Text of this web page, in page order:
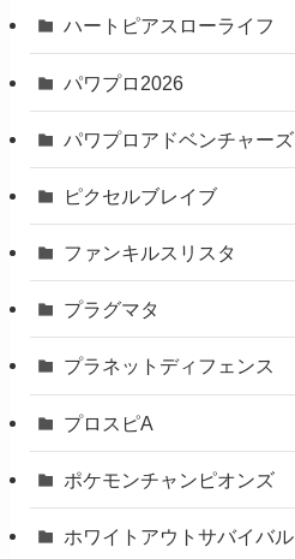
ハートピアスローライフ
パワプロ2026
パワプロアドベンチャーズ
ピクセルブレイブ
ファンキルスリスタ
プラグマタ
プラネットディフェンス
プロスピA
ポケモンチャンピオンズ
ホワイトアウトサバイバル